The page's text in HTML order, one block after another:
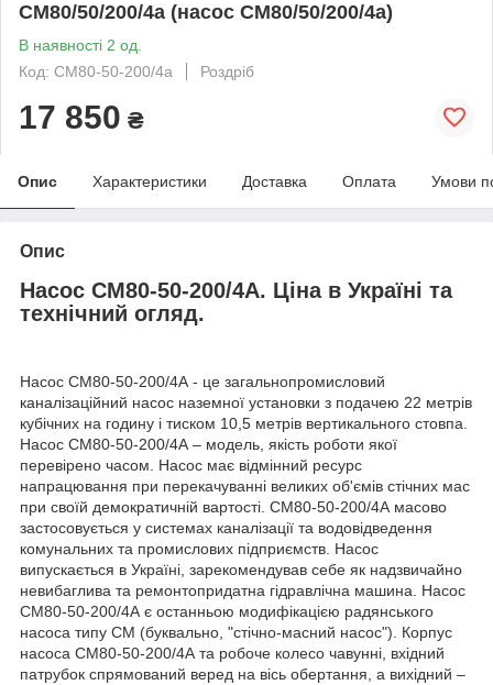
СМ80/50/200/4а (насос СМ80/50/200/4а)
В наявності 2 од.
Код: СМ80-50-200/4а
Роздріб
17 850 ₴
Опис Характеристики Доставка Оплата Умови
Опис
Насос СМ80-50-200/4А. Ціна в Україні та
технічний огляд.
Насос СМ80-50-200/4А - це загальнопромисловий
каналізаційний насос наземної установки з подачею 22 метрів
кубічних на годину і тиском 10,5 метрів вертикального стовпа.
Насос СМ80-50-200/4А – модель, якість роботи якої
перевірено часом. Насос має відмінний ресурс
напрацювання при перекачуванні великих об'ємів стічних мас
при своїй демократичній вартості. СМ80-50-200/4А масово
застосовується у системах каналізації та водовідведення
комунальних та промислових підприємств. Насос
випускається в Україні, зарекомендував себе як надзвичайно
невибаглива та ремонтопридатна гідравлічна машина. Насос
СМ80-50-200/4А є останньою модифікацією радянського
насоса типу СМ (буквально, "стічно-масний насос"). Корпус
насоса СМ80-50-200/4А та робоче колесо чавунні, вхідний
патрубок спрямований веред на вісь обертання, а вихідний –